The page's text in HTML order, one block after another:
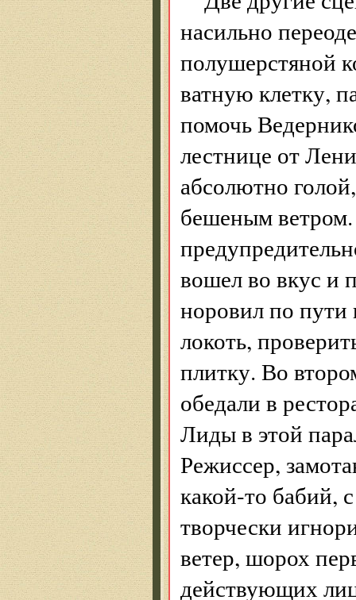
насильно
полушерстяной
ватную клетку,
помочь
лестнице от
абсолютно
бешеным ветром.
вошел во вкус и
норовил по пути
локоть,
плитку. Во
обедали в
Лиды в этой
Режиссер,
какой-то бабий,
творчески
ветер, шорох
действующих